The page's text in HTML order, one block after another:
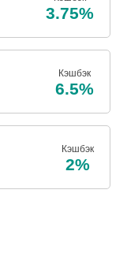
3.75%
Кэшбэк
6.5%
Кэшбэк
2%